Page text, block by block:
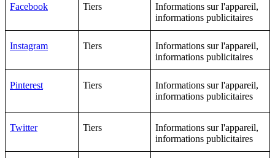
Facebook Tiers
Informations sur l'appareil,
informations publicitaires
Instagram Tiers
Informations sur l'appareil,
informations publicitaires
Pinterest Tiers
Informations sur l'appareil,
informations publicitaires
Twitter Tiers
Informations sur l'appareil,
informations publicitaires